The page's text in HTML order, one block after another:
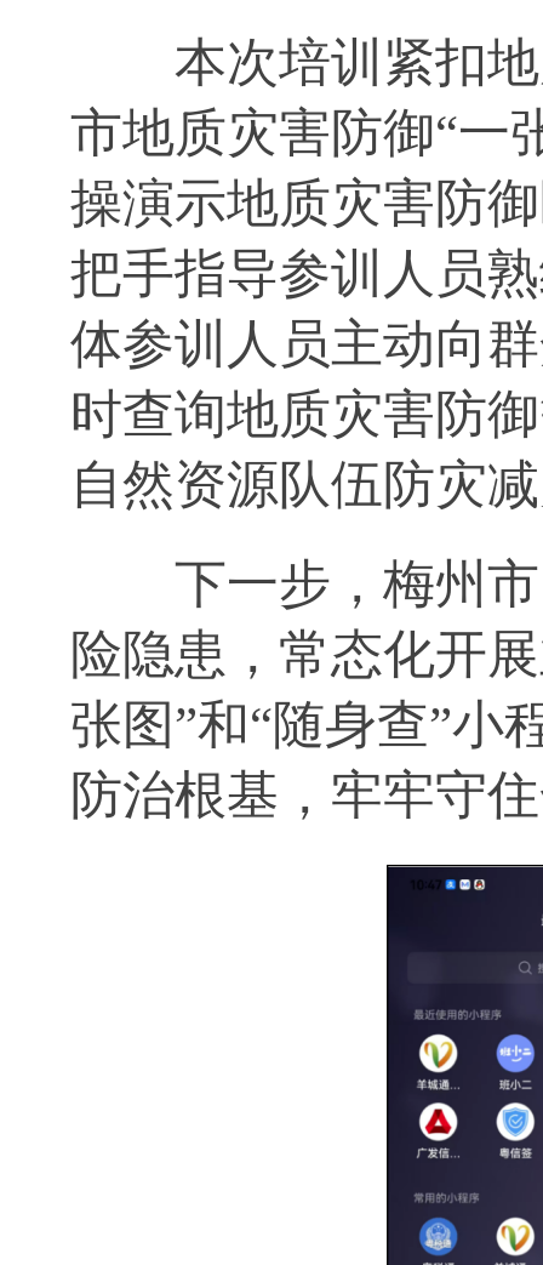
本次培训紧扣
市地质灾害防御“一
操演示地质灾害防
把手指导参训人员
体参训人员主动向
时查询地质灾害防
自然资源队伍防灾
下一步，梅州
险隐患，常态化开
张图”和“随身查”小
防治根基，牢牢守